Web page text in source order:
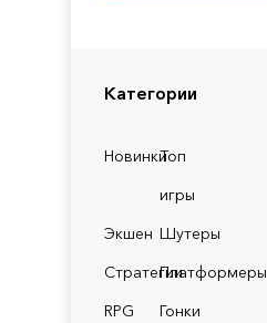
Категории
НовинкиТоп
игры
Экшен Шутеры
СтратегииПлатформеры
RPG
Гонки